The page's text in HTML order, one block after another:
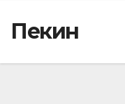
Пекин